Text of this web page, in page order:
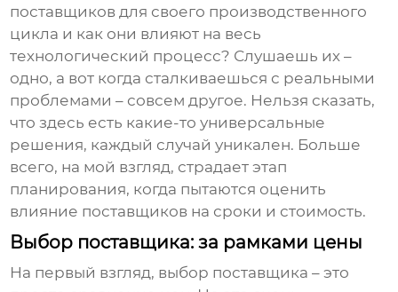
поставщиков для своего производственного
цикла и как они влияют на весь
технологический процесс? Слушаешь их –
одно, а вот когда сталкиваешься с реальными
проблемами – совсем другое. Нельзя сказать,
что здесь есть какие-то универсальные
решения, каждый случай уникален. Больше
всего, на мой взгляд, страдает этап
планирования, когда пытаются оценить
влияние поставщиков на сроки и стоимость.
Выбор поставщика: за рамками цены
На первый взгляд, выбор поставщика – это